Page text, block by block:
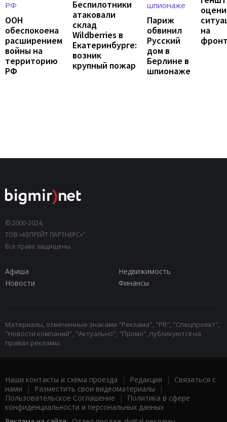
ООН
обеспокоена
расширением
войны на
территорию
РФ
Беспилотники
атаковали
склад
Wildberries в
Екатеринбурге:
возник
крупный пожар
Париж
обвинил
Русский
дом в
Берлине в
шпионаже
на
© 2000-2024,
ТОВ «КЕПРЕЙТ ПАРТНЕРС»".
Все права защищены.
Афиша
Недвижимость
Новости
Финансы
Материалы, отмеченные знаками "Реклама", "PR", "Спецпроект",
"Новости компаний", "Актуально", "Промо", публикуются на
правах рекламы.
Наши контакты и схема проезда | Редакция | Связаться с
нами | Разместить свои видеоматериалы |
Пользовательское Соглашение |
Политика в сфере
конфиденциальности и персональных данных